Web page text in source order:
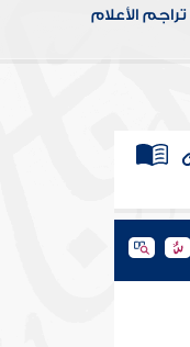
تراجم الأعلام